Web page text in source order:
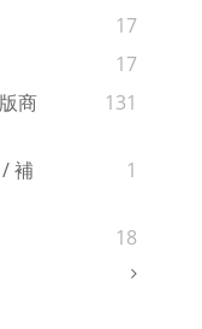
17
17
商
131
補
1
18